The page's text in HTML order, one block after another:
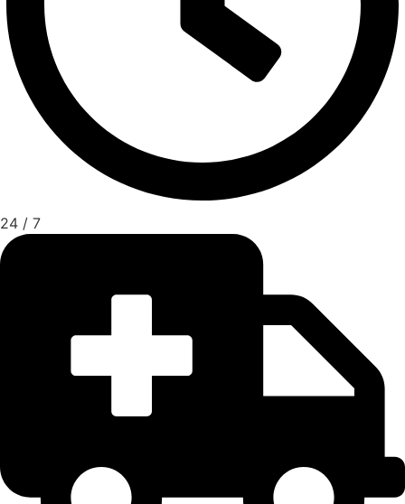
24 / 7